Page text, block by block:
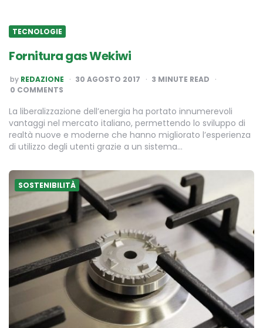
TECNOLOGIE
Fornitura gas Wekiwi
POSTED
BY
by REDAZIONE 30 AGOSTO 2017 3 MINUTE READ
0 COMMENTS
La liberalizzazione dell’energia ha portato innumerevoli
vantaggi nel mercato italiano, permettendo lo sviluppo di
realtà nuove e moderne che hanno migliorato l’esperienza
di utilizzo degli utenti grazie a un sistema…
SOSTENIBILITÀ